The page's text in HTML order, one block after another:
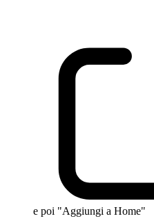
e poi "Aggiungi a Home"